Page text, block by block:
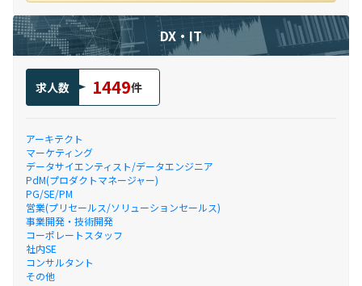
DX・IT
求人数 1449件
アーキテクト
マーケティング
データサイエンティスト/データエンジニア
PdM(プロダクトマネージャー)
PG/SE/PM
営業(プリセールス/ソリューションセールス)
事業開発・技術開発
コーポレートスタッフ
社内SE
コンサルタント
その他